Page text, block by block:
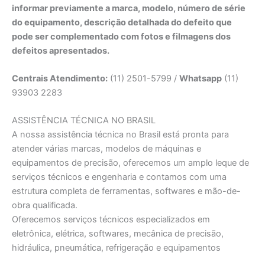
informar previamente a marca, modelo, número de série
do equipamento, descrição detalhada do defeito que
pode ser complementado com fotos e filmagens dos
defeitos apresentados.
Centrais Atendimento: (11) 2501-5799 / Whatsapp (11)
93903 2283
ASSISTÊNCIA TÉCNICA NO BRASIL
A nossa assistência técnica no Brasil está pronta para
atender várias marcas, modelos de máquinas e
equipamentos de precisão, oferecemos um amplo leque de
serviços técnicos e engenharia e contamos com uma
estrutura completa de ferramentas, softwares e mão-de-
obra qualificada.
Oferecemos serviços técnicos especializados em
eletrônica, elétrica, softwares, mecânica de precisão,
hidráulica, pneumática, refrigeração e equipamentos